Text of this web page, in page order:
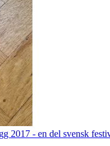
2017 - en del svensk